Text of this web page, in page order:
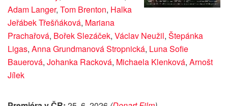
Adam Langer, Tom Brenton, Halka
Jeřábek Třešňáková, Mariana
Prachařová, Bořek Slezáček, Václav Neužil, Štepánka
Ligas, Anna Grundmanová Stropnická, Luna Sofie
Bauerová, Johanka Racková, Michaela Klenková, Arnošt
Jílek